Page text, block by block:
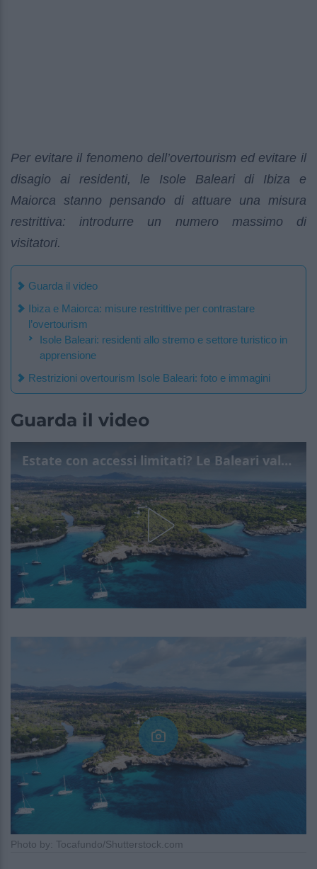
Per evitare il fenomeno dell’overtourism ed evitare il
disagio ai residenti, le Isole Baleari di Ibiza e
Maiorca stanno pensando di attuare una misura
restrittiva: introdurre un numero massimo di
visitatori.
Guarda il video
Ibiza e Maiorca: misure restrittive per contrastare
l’overtourism
Isole Baleari: residenti allo stremo e settore turistico in
apprensione
Restrizioni overtourism Isole Baleari: foto e immagini
Guarda il video
Estate con accessi limitati? Le Baleari valutano il numero chiuso
Photo by: Tocafundo/Shutterstock.com